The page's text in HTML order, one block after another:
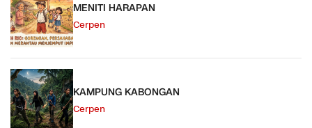
MENITI HARAPAN
Cerpen
KAMPUNG KABONGAN
Cerpen